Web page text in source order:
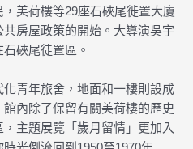
美荷樓等29座石硤尾徙置大廈
房屋政策的開始。大導演吳宇
硤尾徒置區。
青年旅舍，地面和一樓則設成
館內除了保留有關美荷樓的歷史
主題展覽「歲月留情」更加入